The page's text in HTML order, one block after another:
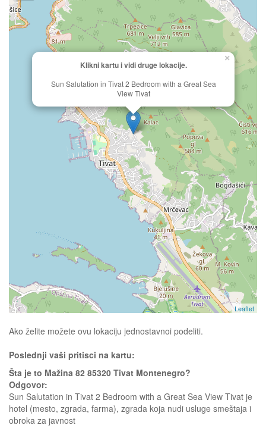
Klikni kartu i vidi druge lokacije.
Sun Salutation in Tivat 2 Bedroom with a Great Sea
View Tivat
×
Leaflet
Ako želite možete ovu lokaciju jednostavnoi podeliti.
Poslednji vaši pritisci na kartu:
Šta je to Mažina 82 85320 Tivat Montenegro?
Odgovor:
Sun Salutation in Tivat 2 Bedroom with a Great Sea View Tivat je
hotel (mesto, zgrada, farma), zgrada koja nudi usluge smeštaja i
obroka za javnost